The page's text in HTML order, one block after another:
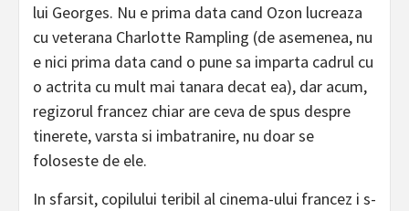
lui Georges. Nu e prima data cand Ozon lucreaza
cu veterana Charlotte Rampling (de asemenea, nu
e nici prima data cand o pune sa imparta cadrul cu
o actrita cu mult mai tanara decat ea), dar acum,
regizorul francez chiar are ceva de spus despre
tinerete, varsta si imbatranire, nu doar se
foloseste de ele.
In sfarsit, copilului teribil al cinema-ului francez i s-